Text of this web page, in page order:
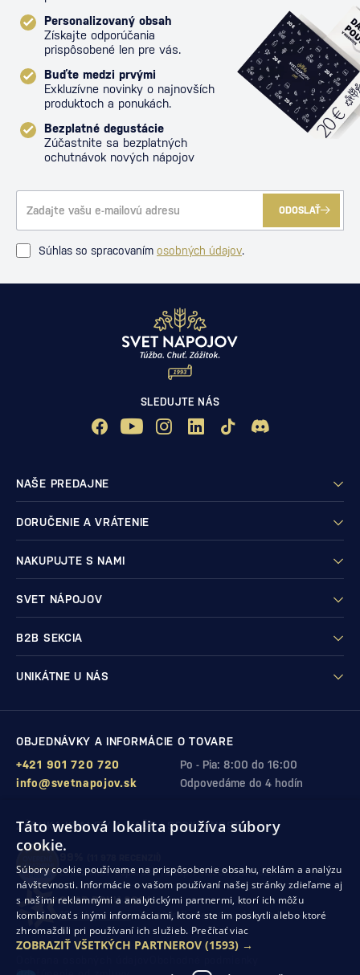
Personalizovaný obsah
Získajte odporúčania
prispôsobené len pre vás.
Buďte medzi prvými
Exkluzívne novinky o najnovších
produktoch a ponukách.
Bezplatné degustácie
Zúčastnite sa bezplatných
ochutnávok nových nápojov
ODOSLAŤ
Súhlas so spracovaním osobných údajov.
SLEDUJTE NÁS
NAŠE PREDAJNE
DORUČENIE A VRÁTENIE
NAKUPUJTE S NAMI
SVET NÁPOJOV
B2B SEKCIA
UNIKÁTNE U NÁS
OBJEDNÁVKY A INFORMÁCIE O TOVARE
Po - Pia: 8:00 do 16:00
+421 901 720 720
Odpovedáme do 4 hodín
info@svetnapojov.sk
ZÁRUKA KVALITY A VAŠEJ SPOKOJNOSTI
zákazníkov odporúča nákup v našom obchode
SHOP ROKU 2024
10. rok po sebesme získali ocenenie od Heureka
Táto webová lokalita používa súbory
cookie.
Súbory cookie používame na prispôsobenie obsahu, reklám a analýzu
návštevnosti. Informácie o vašom používaní našej stránky zdieľame aj
s našimi reklamnými a analytickými partnermi, ktorí ich môžu
kombinovať s inými informáciami, ktoré ste im poskytli alebo ktoré
zhromaždili pri používaní ich služieb. Prečítať viac
ZOBRAZIŤ VŠETKÝCH PARTNEROV (1593) →